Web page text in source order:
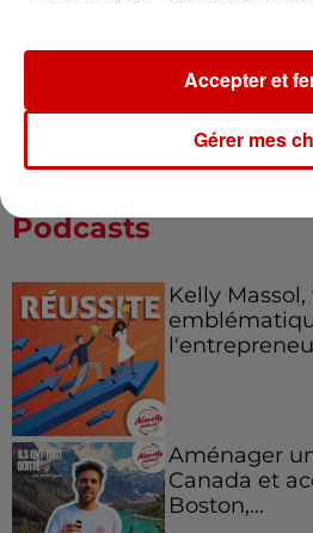
vous !
Podcasts
Kelly
Aménager
Canada et
Boston,...
Gérer mes
Accepter et